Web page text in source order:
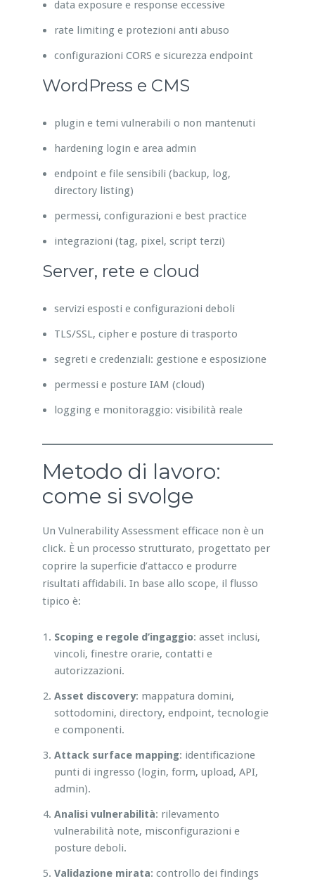
data exposure e response eccessive
rate limiting e protezioni anti abuso
configurazioni CORS e sicurezza endpoint
WordPress e CMS
plugin e temi vulnerabili o non mantenuti
hardening login e area admin
endpoint e file sensibili (backup, log,
directory listing)
permessi, configurazioni e best practice
integrazioni (tag, pixel, script terzi)
Server, rete e cloud
servizi esposti e configurazioni deboli
TLS/SSL, cipher e posture di trasporto
segreti e credenziali: gestione e esposizione
permessi e posture IAM (cloud)
logging e monitoraggio: visibilità reale
Metodo di lavoro:
come si svolge
Un Vulnerability Assessment efficace non è un
click. È un processo strutturato, progettato per
coprire la superficie d’attacco e produrre
risultati affidabili. In base allo scope, il flusso
tipico è:
Scoping e regole d’ingaggio: asset inclusi,
vincoli, finestre orarie, contatti e
autorizzazioni.
Asset discovery: mappatura domini,
sottodomini, directory, endpoint, tecnologie
e componenti.
Attack surface mapping: identificazione
punti di ingresso (login, form, upload, API,
admin).
Analisi vulnerabilità: rilevamento
vulnerabilità note, misconfigurazioni e
posture deboli.
Validazione mirata: controllo dei findings